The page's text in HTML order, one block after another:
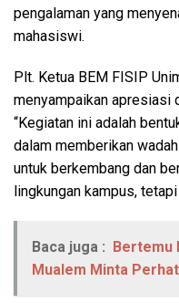
pengalaman yang
mahasiswi.
Plt. Ketua BEM FISIP
menyampaikan apresiasi
“Kegiatan ini adalah
dalam memberikan
untuk berkembang dan
lingkungan kampus,
Baca juga : Bertemu
Mualem Minta